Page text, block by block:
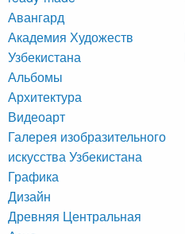
Авангард
Академия Художеств
Узбекистана
Альбомы
Архитектура
Видеоарт
Галерея изобразительного
искусства Узбекистана
Графика
Дизайн
Древняя Центральная